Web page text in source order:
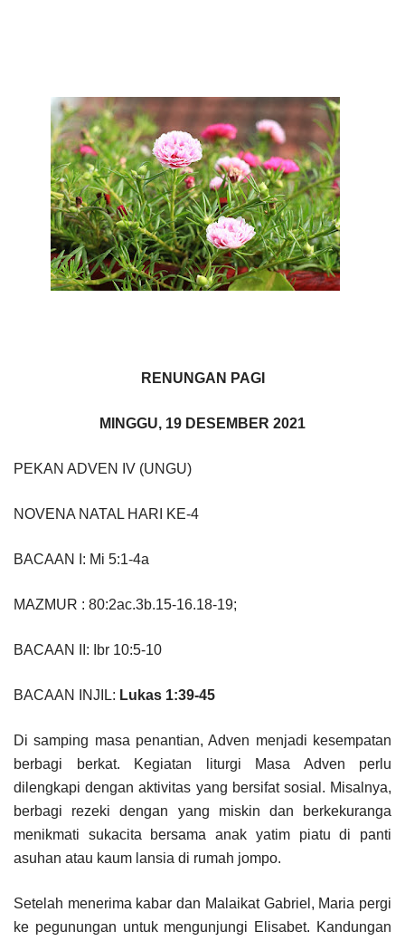
RENUNGAN PAGI
MINGGU, 19 DESEMBER 2021
PEKAN ADVEN IV (UNGU)
NOVENA NATAL HARI KE-4
BACAAN I: Mi 5:1-4a
MAZMUR : 80:2ac.3b.15-16.18-19;
BACAAN II: Ibr 10:5-10
BACAAN INJIL: Lukas 1:39-45
Di samping masa penantian, Adven menjadi kesempatan
berbagi berkat. Kegiatan liturgi Masa Adven perlu
dilengkapi dengan aktivitas yang bersifat sosial. Misalnya,
berbagi rezeki dengan yang miskin dan berkekuranga
menikmati sukacita bersama anak yatim piatu di panti
asuhan atau kaum lansia di rumah jompo.
Setelah menerima kabar dan Malaikat Gabriel, Maria pergi
ke pegunungan untuk mengunjungi Elisabet. Kandungan